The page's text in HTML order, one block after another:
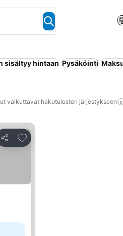
sisältyy hintaan Pysäköinti
vaikuttavat hakutulosten järjestykseen
Jaa
Lisää suosikkeihin